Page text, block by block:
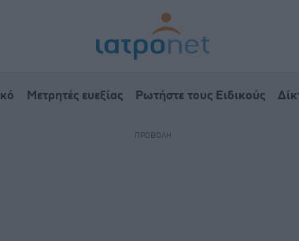
Μετρητές ευεξίας Ρωτήστε τους Ειδικούς